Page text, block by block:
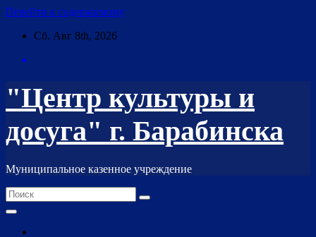
Перейти к содержимому
Сб. Авг 8th, 2026
"Центр культуры и
досуга" г. Барабинска
Муниципальное казенное учреждение